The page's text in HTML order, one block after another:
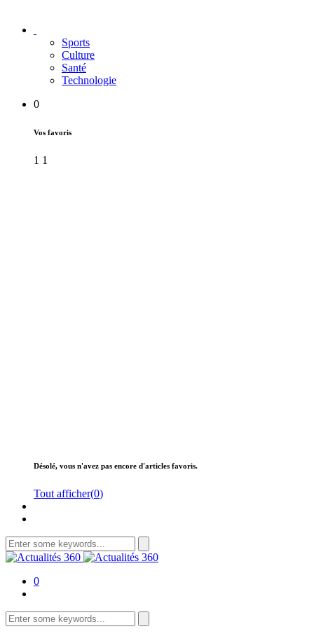
Sports
Culture
Santé
Technologie
0
Vos favoris
1 1
Désolé, vous n'avez pas encore d'articles favoris.
Tout afficher(0)
Search
for:
0
Search
for: